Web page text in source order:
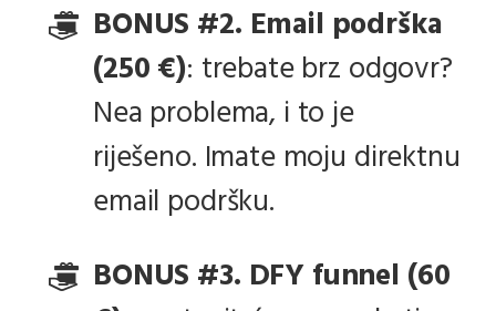
BONUS #2. Email podrška
(250 €): trebate brz odgovr?
Nea problema, i to je
riješeno. Imate moju direktnu
email podršku.
BONUS #3. DFY funnel (60